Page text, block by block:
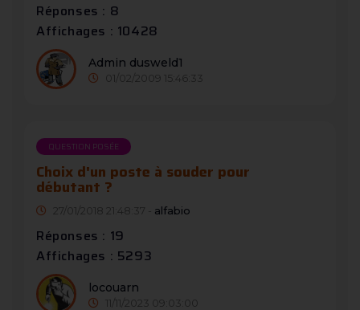
Réponses : 8
Affichages : 10428
Admin dusweld1
01/02/2009 15:46:33
QUESTION POSÉE
Choix d'un poste à souder pour
débutant ?
27/01/2018 21:48:37 - alfabio
Réponses : 19
Affichages : 5293
locouarn
11/11/2023 09:03:00